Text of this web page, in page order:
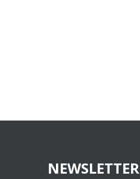
NEWSLETTER